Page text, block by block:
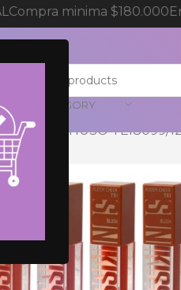
Compra minima $180.000
CATEGORY
MULTIUSO TEI8099/